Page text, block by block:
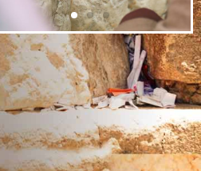
שלח פתק לכותל
רוצים לשים פתק בכותל ואין
באפשרותכם להגיע באופן אישי?
אנחנו כאן לסייע